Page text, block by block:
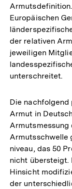
Europäischen
der relativen
jeweiligen
unterschreitet.
Die nachfolgend
Armut in
Armutsmessung
Armutsschwelle
niveau, das 50
nicht übersteigt.
Hinsicht
der